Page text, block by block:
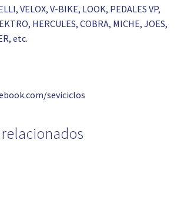
VELOX, V-BIKE, LOOK, PEDALES VP,
HERCULES, COBRA, MICHE, JOES,
etc.
seviciclos